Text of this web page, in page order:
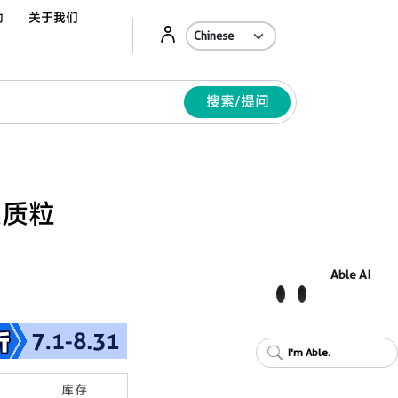
关于我们
搜索/提问
粒
库存
Able AI
I'm Able.